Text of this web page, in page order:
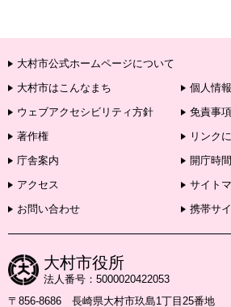
大村市公式ホームページについて
大村市はこんなまち
個人情
ウェブアクセシビリティ方針
免責事項
著作権
リンク
庁舎案内
開庁時間
アクセス
サイト
お問い合わせ
携帯サ
大村市役所
法人番号：5000020422053
〒856-8686 長崎県大村市玖島1丁目25番地